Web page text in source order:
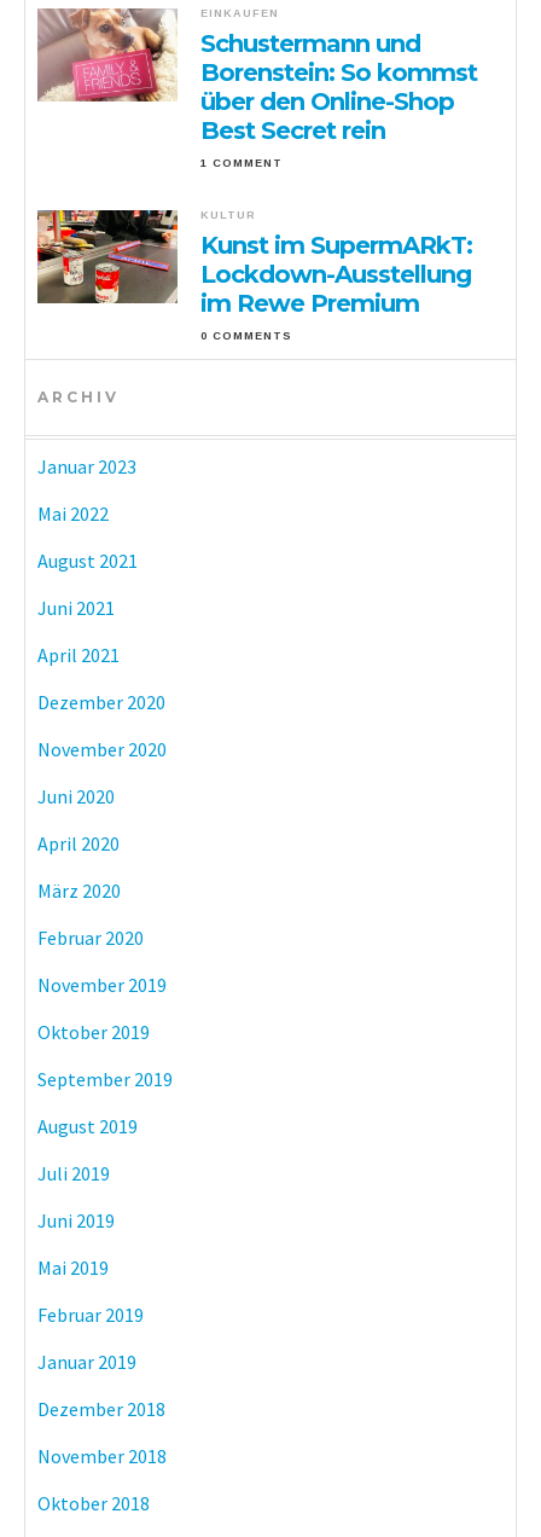
EINKAUFEN
Schustermann und
Borenstein: So kommst
über den Online-Shop
Best Secret rein
1 COMMENT
KULTUR
Kunst im SupermARkT:
Lockdown-Ausstellung
im Rewe Premium
0 COMMENTS
ARCHIV
Januar 2023
Mai 2022
August 2021
Juni 2021
April 2021
Dezember 2020
November 2020
Juni 2020
April 2020
März 2020
Februar 2020
November 2019
Oktober 2019
September 2019
August 2019
Juli 2019
Juni 2019
Mai 2019
Februar 2019
Januar 2019
Dezember 2018
November 2018
Oktober 2018